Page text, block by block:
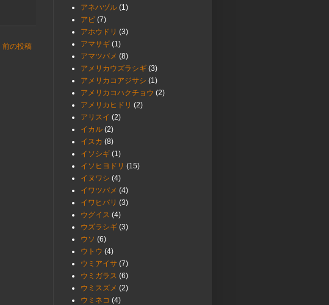
前の投稿
アネハヅル (1)
アビ (7)
アホウドリ (3)
アマサギ (1)
アマツバメ (8)
アメリカウズラシギ (3)
アメリカコアジサシ (1)
アメリカコハクチョウ (2)
アメリカヒドリ (2)
アリスイ (2)
イカル (2)
イスカ (8)
イソシギ (1)
イソヒヨドリ (15)
イヌワシ (4)
イワツバメ (4)
イワヒバリ (3)
ウグイス (4)
ウズラシギ (3)
ウソ (6)
ウトウ (4)
ウミアイサ (7)
ウミガラス (6)
ウミスズメ (2)
ウミネコ (4)